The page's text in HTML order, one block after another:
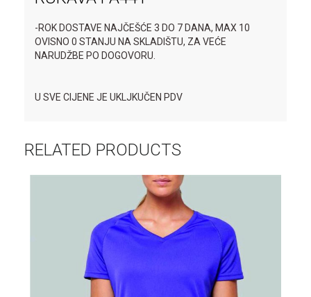
-ROK DOSTAVE NAJČEŠĆE 3 DO 7 DANA, MAX 10
OVISNO 0 STANJU NA SKLADIŠTU, ZA VEĆE
NARUDŽBE PO DOGOVORU.
U SVE CIJENE JE UKLJKUČEN PDV
RELATED PRODUCTS